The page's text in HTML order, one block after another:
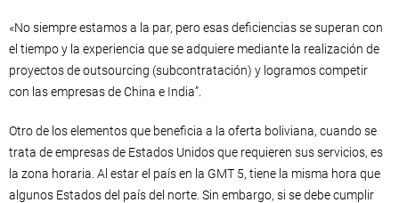
«No siempre estamos a la par, pero esas deficiencias se superan con
el tiempo y la experiencia que se adquiere mediante la realización de
proyectos de outsourcing (subcontratación) y logramos competir
con las empresas de China e India”.
Otro de los elementos que beneficia a la oferta boliviana, cuando se
trata de empresas de Estados Unidos que requieren sus servicios, es
la zona horaria. Al estar el país en la GMT 5, tiene la misma hora que
algunos Estados del país del norte. Sin embargo, si se debe cumplir